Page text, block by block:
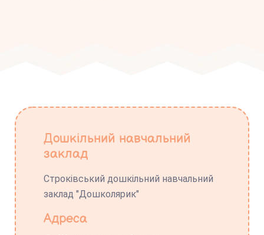
Дошкільний навчальний
заклад
Строківський дошкільний навчальний
заклад "Дошколярик"
Адреса